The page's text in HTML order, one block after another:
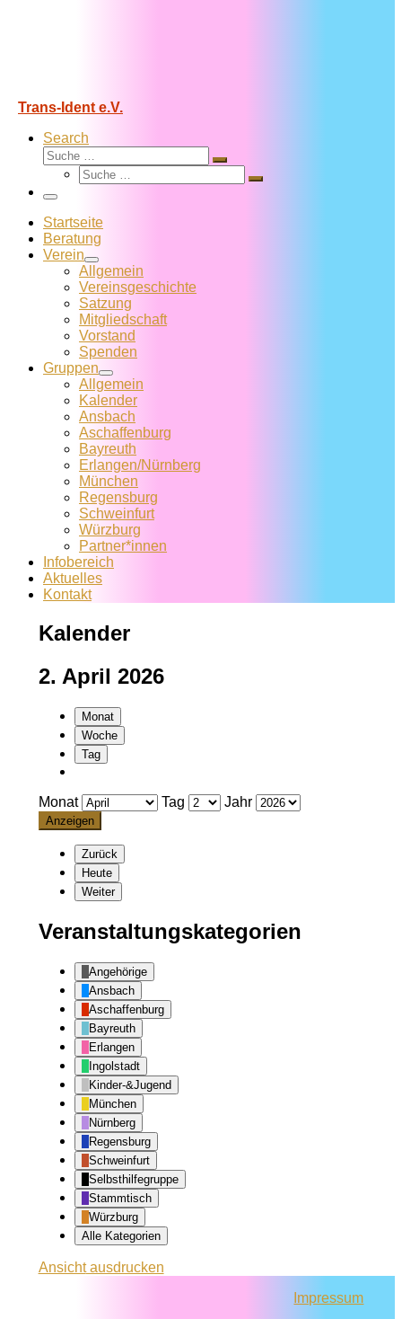
Trans-Ident e.V.
Search
Suche
Suche
Suche
Suche
Menü
Startseite
Beratung
Verein
Allgemein
Vereins­geschichte
Satzung
Mitglied­schaft
Vorstand
Spenden
Gruppen
Allgemein
Kalender
Ansbach
Aschaffenburg
Bayreuth
Erlangen/Nürnberg
München
Regensburg
Schweinfurt
Würzburg
Partner*innen
Infobereich
Aktuelles
Kontakt
Kalender
2. April 2026
Monat
Woche
Tag
Monat Tag Jahr
Zurück
Heute
Weiter
Veranstaltungskategorien
Angehörige
Ansbach
Aschaffenburg
Bayreuth
Erlangen
Ingolstadt
Kinder-&Jugend
München
Nürnberg
Regensburg
Schweinfurt
Selbsthilfegruppe
Stammtisch
Würzburg
Alle Kategorien
Ansichtausdrucken
Impressum